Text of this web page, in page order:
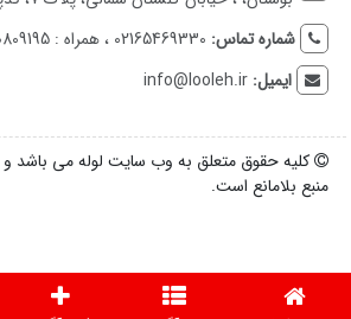
شماره تماس: 02165469330 ، همراه : 09120809195
ایمیل:info@looleh.ir
کلیه حقوق متعلق به وب سایت لوله می باشد و
منبع بلامانع است.